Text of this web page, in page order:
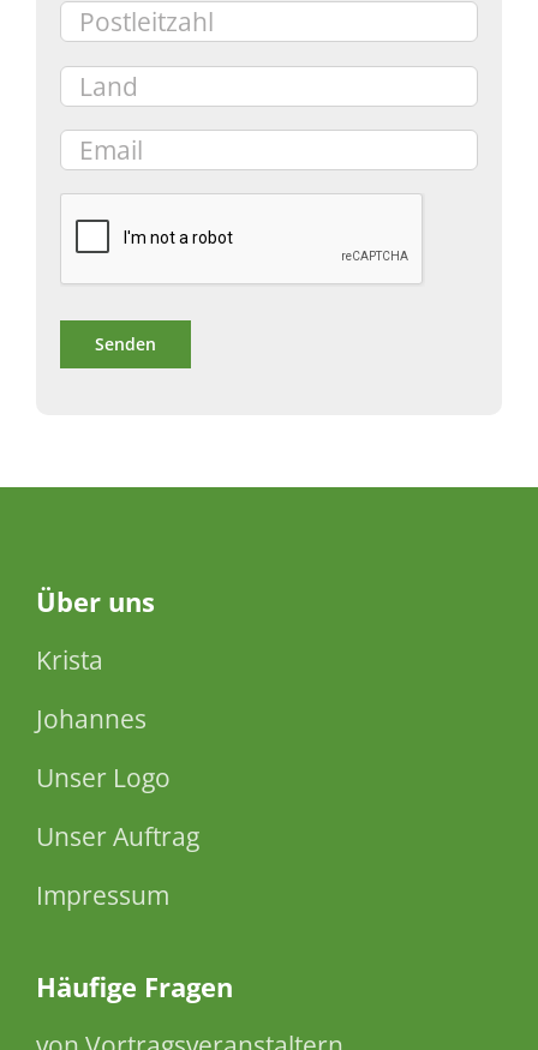
Über uns
Krista
Johannes
Unser Logo
Unser Auftrag
Impressum
Häufige Fragen